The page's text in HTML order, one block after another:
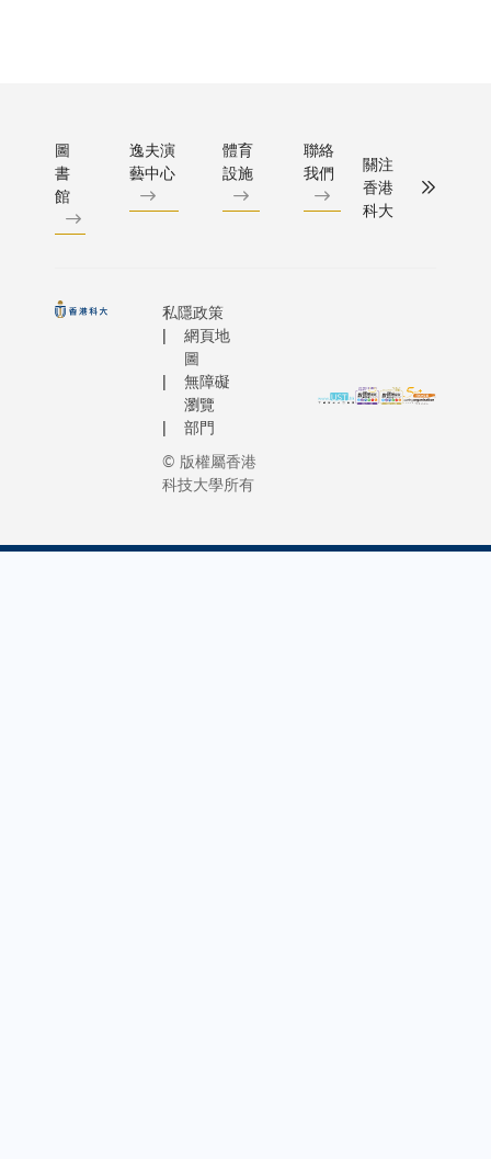
圖
書
館
逸夫演
藝中心
體育
設施
聯絡
我們
關注
香港
科大
私隱政策
網頁地
圖
無障礙
瀏覽
部門
© 版權屬香港
科技大學所有